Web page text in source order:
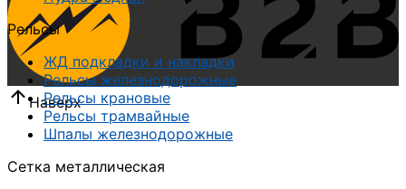
Рельсы
ЖД подкладки и накладки
Рельсы железнодорожные
Рельсы крановые
Рельсы трамвайные
Шпалы железнодорожные
Сетка металлическая
Наверх